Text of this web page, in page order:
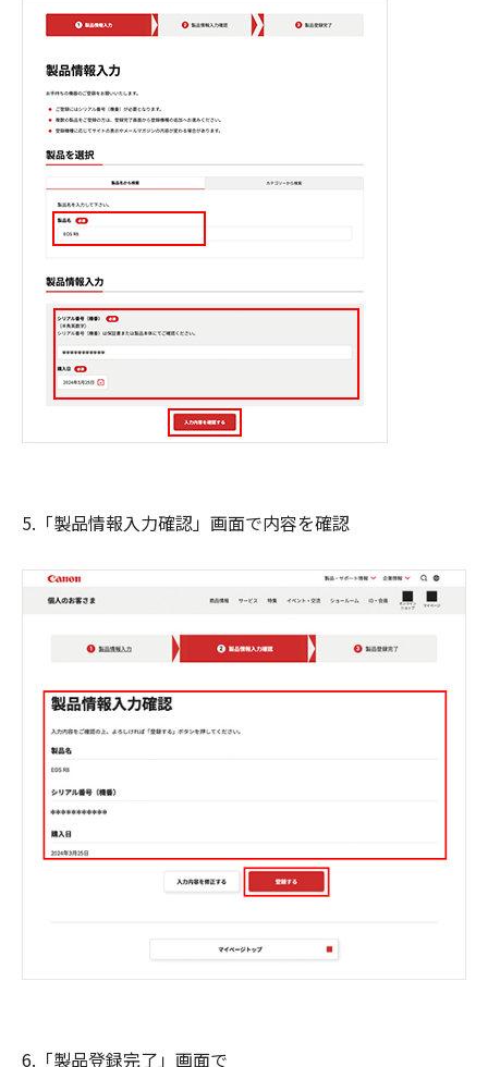
5.「製品情報入力確認」画面で内容を確認
6.「製品登録完了」画面で